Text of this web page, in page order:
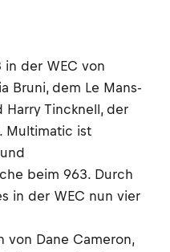
der WEC von
Bruni, dem Le Mans-
Harry Tincknell, der
Multimatic ist
beim 963. Durch
in der WEC nun vier
von Dane Cameron,